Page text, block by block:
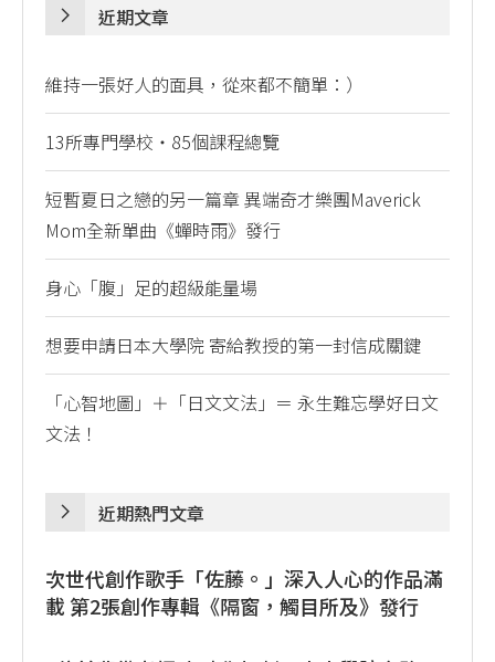
近期文章
維持一張好人的面具，從來都不簡單：）
13所專門學校・85個課程總覽
短暫夏日之戀的另一篇章 異端奇才樂團Maverick
Mom全新單曲《蟬時雨》發行
身心「腹」足的超級能量場
想要申請日本大學院 寄給教授的第一封信成關鍵
「心智地圖」＋「日文文法」＝ 永生難忘學好日文
文法！
近期熱門文章
次世代創作歌手「佐藤。」深入人心的作品滿
載 第2張創作專輯《隔窗，觸目所及》發行